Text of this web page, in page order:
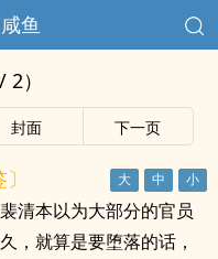
鱼
）
封面 下一页
清本以为大部分的官员
，就算是要堕落的话，